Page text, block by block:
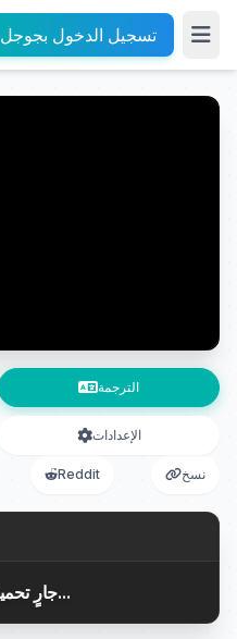
تسجيل الدخول بجوجل
الترجمة
الإعدادات
Reddit نسخ
جارٍ تحميل الترجمات...